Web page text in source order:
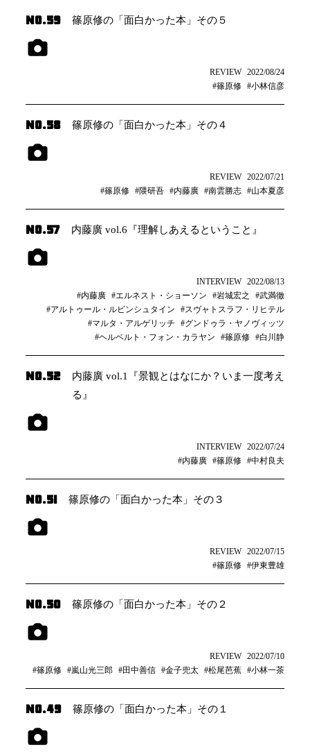
NO.59 篠原修の「面白かった本」その５
REVIEW 2022/08/24
#篠原修 #小林信彦
NO.58 篠原修の「面白かった本」その４
REVIEW 2022/07/21
#篠原修 #隈研吾 #内藤廣 #南雲勝志 #山本夏彦
NO.57 内藤廣 vol.6『理解しあえるということ』
INTERVIEW 2022/08/13
#内藤廣 #エルネスト・ショーソン #岩城宏之
#武満徹
#アルトゥール・ルビンシュタイン
#スヴャトスラフ・リヒテル
#マルタ・アルゲリッチ
#グンドゥラ・ヤノヴィッツ
#ヘルベルト・フォン・カラヤン
#篠原修 #白川静
NO.52
内藤廣 vol.1『景観とはなにか？いま一度考え
る』
INTERVIEW 2022/07/24
#内藤廣 #篠原修 #中村良夫
NO.51 篠原修の「面白かった本」その３
REVIEW 2022/07/15
#篠原修 #伊東豊雄
NO.50 篠原修の「面白かった本」その２
REVIEW 2022/07/10
#篠原修 #嵐山光三郎 #田中善信 #金子兜太 #松尾芭蕉 #小林一茶
NO.49 篠原修の「面白かった本」その１